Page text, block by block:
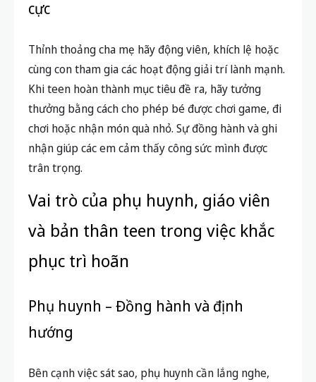
cực
Thỉnh thoảng cha mẹ hãy động viên, khích lệ hoặc
cùng con tham gia các hoạt động giải trí lành mạnh.
Khi teen hoàn thành mục tiêu đề ra, hãy tưởng
thưởng bằng cách cho phép bé được chơi game, đi
chơi hoặc nhận món quà nhỏ. Sự đồng hành và ghi
nhận giúp các em cảm thấy công sức mình được
trân trọng.
Vai trò của phụ huynh, giáo viên
và bản thân teen trong việc khắc
phục trì hoãn
Phụ huynh – Đồng hành và định
hướng
Bên cạnh việc sát sao, phụ huynh cần lắng nghe,